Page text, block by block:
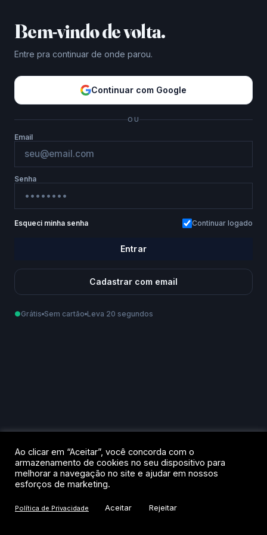
Bem-vindo de volta.
Entre pra continuar de onde parou.
Continuar com Google
OU
Email
Senha
Esqueci minha senha Continuar logado
Entrar
Cadastrar com email
Como podemos te chamar?
Privacidade.
Criar conta
●Grátis Sem cartão Leva 20 segundos
Ao clicar em “Aceitar”, você concorda com o
armazenamento de cookies no seu dispositivo para
melhorar a navegação no site e ajudar em nossos
esforços de marketing.
Política de Privacidade Aceitar Rejeitar